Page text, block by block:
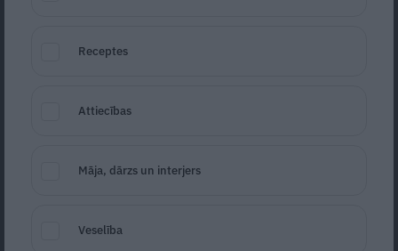
Vasara, vasara, es tevi saldēšu! 10
padomi saldētavas iegādei
Receptes
Attiecības
Māja, dārzs un interjers
Veselība